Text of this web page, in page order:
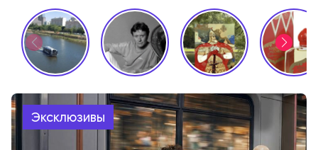
Эксклюзивы